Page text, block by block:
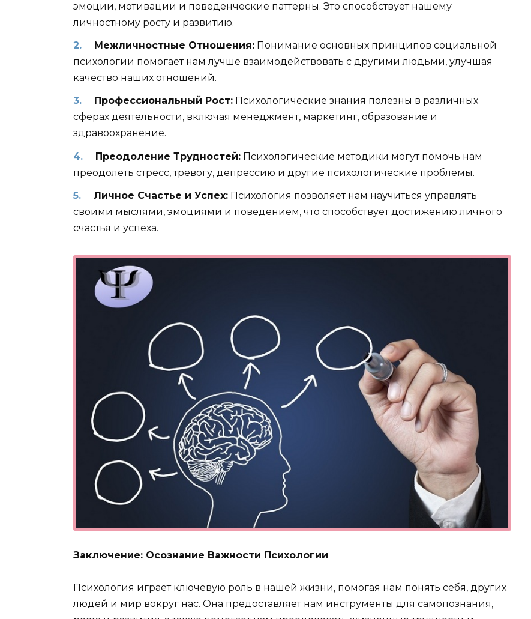
эмоции, мотивации и поведенческие паттерны. Это способствует нашему
личностному росту и развитию.
Межличностные Отношения:Понимание основных принципов социальной
психологии помогает нам лучше взаимодействовать с другими людьми, улучшая
качество наших отношений.
Профессиональный Рост:Психологические знания полезны в различных
сферах деятельности, включая менеджмент, маркетинг, образование и
здравоохранение.
Преодоление Трудностей:Психологические методики могут помочь нам
преодолеть стресс, тревогу, депрессию и другие психологические проблемы.
Личное Счастье и Успех:Психология позволяет нам научиться управлять
своими мыслями, эмоциями и поведением, что способствует достижению личного
счастья и успеха.
Заключение: Осознание Важности Психологии
Психология играет ключевую роль в нашей жизни, помогая нам понять себя, других
людей и мир вокруг нас. Она предоставляет нам инструменты для самопознания,